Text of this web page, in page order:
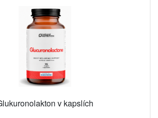
v kapslích